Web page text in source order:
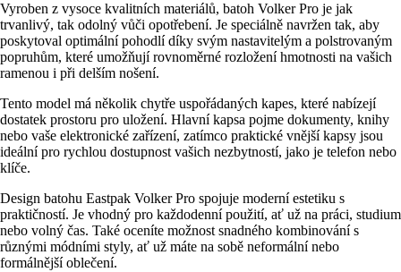
Vyroben z vysoce kvalitních materiálů, batoh Volker Pro je jak
trvanlivý, tak odolný vůči opotřebení. Je speciálně navržen tak, aby
poskytoval optimální pohodlí díky svým nastavitelým a polstrovaným
popruhům, které umožňují rovnoměrné rozložení hmotnosti na vašich
ramenou i při delším nošení.
Tento model má několik chytře uspořádaných kapes, které nabízejí
dostatek prostoru pro uložení. Hlavní kapsa pojme dokumenty, knihy
nebo vaše elektronické zařízení, zatímco praktické vnější kapsy jsou
ideální pro rychlou dostupnost vašich nezbytností, jako je telefon nebo
klíče.
Design batohu Eastpak Volker Pro spojuje moderní estetiku s
praktičností. Je vhodný pro každodenní použití, ať už na práci, studium
nebo volný čas. Také oceníte možnost snadného kombinování s
různými módními styly, ať už máte na sobě neformální nebo
formálnější oblečení.